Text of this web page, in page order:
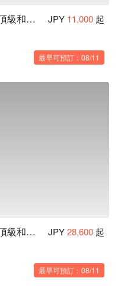
和牛燒肉 牛武士｜沖繩美國村頂級和牛燒肉 x 海景餐廳 JPY 11,000 起
最早可預訂：08/11
和牛燒肉 牛武士｜沖繩美國村頂級和牛燒肉 x 海景餐廳 JPY28,600 起
最早可預訂：08/11